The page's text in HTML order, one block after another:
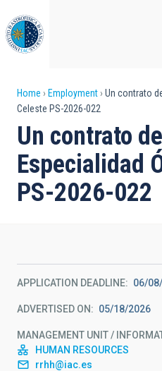
to
main
content
Breadcrumb
Home Employment
Un contrato
Celeste PS-2026-022
Un contrato
Especialidad
PS-2026-022
APPLICATION DEADLINE 06/
ADVERTISED ON 05/18/2026
MANAGEMENT UNIT /
HUMAN RESOURCES
rrhh@iac.es